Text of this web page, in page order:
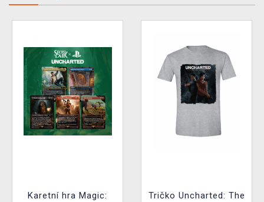
Karetní hra Magic:
Tričko Uncharted: The